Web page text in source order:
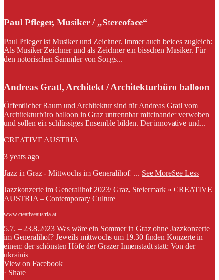
Paul Pfleger, Musiker / „Stereoface“
Paul Pfleger ist Musiker und Zeichner. Immer auch beides zugleich:
Als Musiker Zeichner und als Zeichner ein bisschen Musiker. Für
den notorischen Sammler von Songs...
Andreas Gratl, Architekt / Architekturbüro balloon
Öffentlicher Raum und Architektur sind für Andreas Gratl vom
Architekturbüro balloon in Graz untrennbar miteinander verwoben
und sollen ein schlüssiges Ensemble bilden. Der innovative und...
CREATIVE AUSTRIA
3 years ago
Jazz in Graz - Mittwochs im Generalihof! ... See MoreSee Less
Jazzkonzerte im Generalihof 2023/ Graz, Steiermark » CREATIVE
AUSTRIA – Contemporary Culture
www.creativeaustria.at
5.7. – 23.8.2023 Was wäre ein Sommer in Graz ohne Jazzkonzerte
im Generalihof? Jeweils mittwochs um 19.30 finden Konzerte in
einem der schönsten Höfe der Grazer Innenstadt statt: Von der
ukrainis...
View on Facebook
· Share